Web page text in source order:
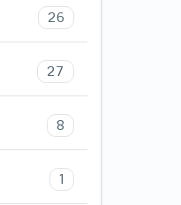
26
27
8
1